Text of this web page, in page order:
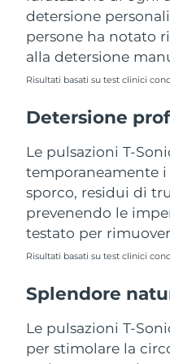
detersione
persone ha notato
alla detersione
Risultati basati su test clinici
Detersione
Le pulsazioni T-
temporaneamente
sporco, residui di
prevenendo le
testato per
Risultati basati su test clinici
Splendore
Le pulsazioni T-
per stimolare la
Filippine
Polonia
Qatar
Riunione
Romania
Russia
Arabia Saudita
Singapore